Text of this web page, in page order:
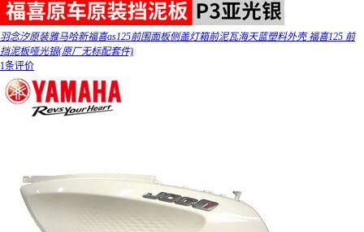
羽念汐原装雅马哈新福喜as125前围面板侧盖灯箱前泥瓦海天蓝塑料外壳 福喜125 前
挡泥板哑光银(原厂无标配套件)
1条评价